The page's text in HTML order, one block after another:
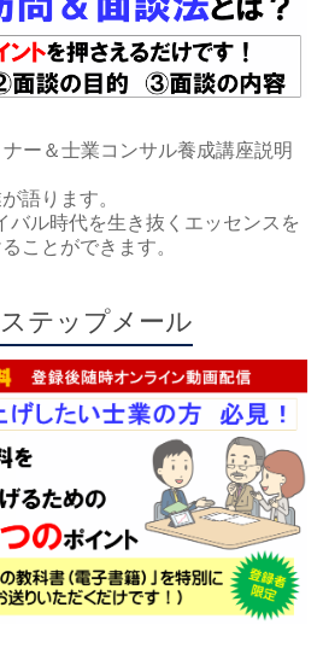
ナー＆士業コンサル養成講座説明
語ります。
バル時代を生き抜くエッセンスを
ことができます。
ステップメール